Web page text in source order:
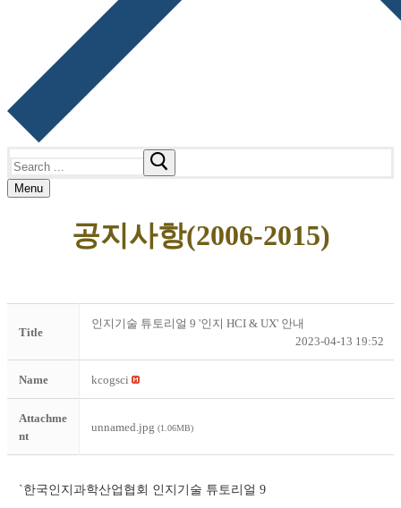
for:
Menu
공지사항(2006-2015)
Title
인지기술 튜토리얼 9 '인지 HCI & UX' 안내
2023-04-13 19:52
Name kcogsci
Attachme
nt
unnamed.jpg (1.06MB)
`한국인지과학산업협회 인지기술 튜토리얼 9